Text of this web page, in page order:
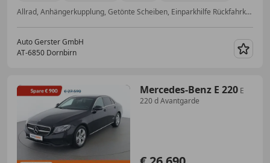
Allrad, Anhängerkupplung, Getönte Scheiben, Einparkhilfe Rückfahrkamera, LED-Scheinwerfer, Spurhalteassistent, Elektrische Heckklappe, Verkehrszeichenerkennung
Auto Gerster GmbH
AT-6850 Dornbirn
Mercedes-Benz E 220 E
220 d Avantgarde